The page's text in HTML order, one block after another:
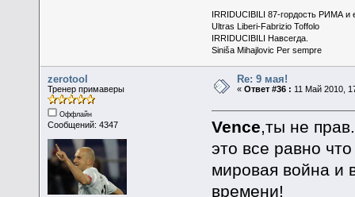
IRRIDUCIBILI 87-гордость РИМА и
Ultras Liberi-Fabrizio Toffolo
IRRIDUCIBILI Навсегда.
Siniša Mihajlovic Per sempre
zerotool
Тренер примаверы
Оффлайн
Сообщений: 4347
Re: 9 мая!
«Ответ #36 : 11 Май 2010,
Vence,ты не прав.
это все равно
мировая война и
времени!